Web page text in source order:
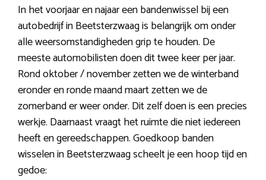
In het voorjaar en najaar een bandenwissel bij een
autobedrijf in Beetsterzwaag is belangrijk om onder
alle weersomstandigheden grip te houden. De
meeste automobilisten doen dit twee keer per jaar.
Rond oktober / november zetten we de winterband
eronder en ronde maand maart zetten we de
zomerband er weer onder. Dit zelf doen is een precies
werkje. Daarnaast vraagt het ruimte die niet iedereen
heeft en gereedschappen. Goedkoop banden
wisselen in Beetsterzwaag scheelt je een hoop tijd en
gedoe: